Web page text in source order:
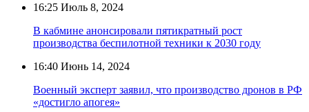
16:25 Июль 8, 2024
В кабмине анонсировали пятикратный рост
производства беспилотной техники к 2030 году
16:40 Июнь 14, 2024
Военный эксперт заявил, что производство дронов в РФ
«достигло апогея»